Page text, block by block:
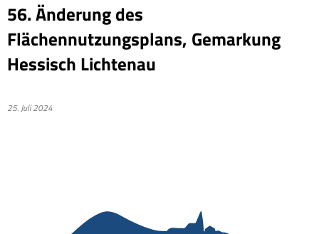
56. Änderung des
Flächennutzungsplans, Gemarkung
Hessisch Lichtenau
25. Juli 2024